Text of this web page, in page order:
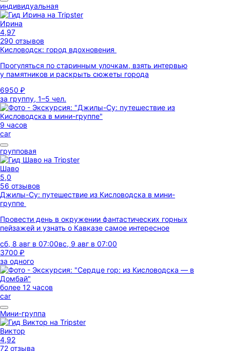
индивидуальная
Ирина
4,97
290 отзывов
Кисловодск: город вдохновения
Прогуляться по старинным улочкам, взять интервью
у памятников и раскрыть сюжеты города
6950 ₽
за группу, 1–5 чел.
9 часов
car
групповая
Шаво
5,0
56 отзывов
Джилы-Су: путешествие из Кисловодска в мини-
группе
Провести день в окружении фантастических горных
пейзажей и узнать о Кавказе самое интересное
сб, 8 авг в 07:00вс, 9 авг в 07:00
3700 ₽
за одного
более 12 часов
car
Мини-группа
Виктор
4,92
72 отзыва